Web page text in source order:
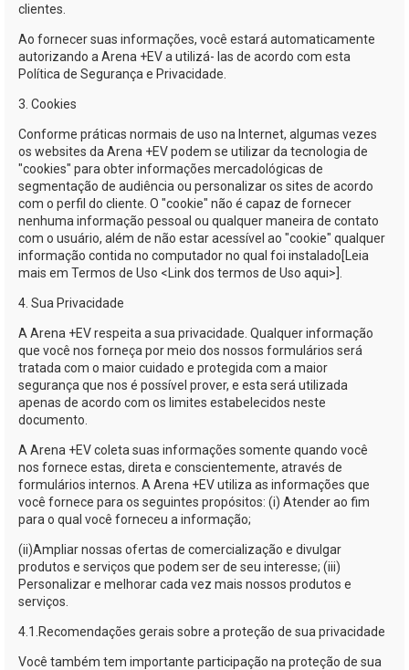
clientes.
Ao fornecer suas informações, você estará automaticamente
autorizando a Arena +EVa utilizá- las de acordo com esta
Política de Segurança e Privacidade.
3. Cookies
Conforme práticas normais de uso na Internet, algumas vezes
os websites da Arena +EVpodem se utilizar da tecnologia de
"cookies" para obter informações mercadológicas de
segmentação de audiência ou personalizar os sites de acordo
com o perfil do cliente. O "cookie" não é capaz de fornecer
nenhuma informação pessoal ou qualquer maneira de contato
com o usuário, além de não estar acessível ao "cookie" qualquer
informação contida no computador no qual foi instalado[Leia
mais em Termos de Uso <Link dos termos de Uso aqui>].
4. Sua Privacidade
A Arena +EVrespeita a sua privacidade. Qualquer informação
que você nos forneça por meio dos nossos formulários será
tratada com o maior cuidado e protegida com a maior
segurança que nos é possível prover, e esta será utilizada
apenas de acordo com os limites estabelecidos neste
documento.
A Arena +EVcoleta suas informações somente quando você
nos fornece estas, direta e conscientemente, através de
formulários internos. A Arena +EVutiliza as informações que
você fornece para os seguintes propósitos: (i) Atender ao fim
para o qual você forneceu a informação;
(ii)Ampliar nossas ofertas de comercialização e divulgar
produtos e serviços que podem ser de seu interesse; (iii)
Personalizar e melhorar cada vez mais nossos produtos e
serviços.
4.1. Recomendações gerais sobre a proteção de sua privacidade
Você também tem importante participação na proteção de sua